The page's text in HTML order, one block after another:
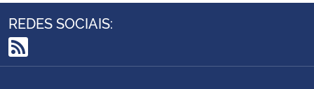
REDES SOCIAIS:
RSS